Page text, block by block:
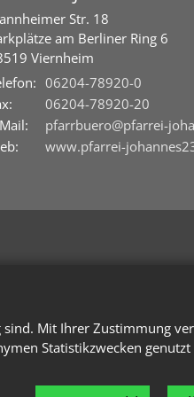
Mit Ihrer Zustimmung
Statistikzwecken
Str. 18
am Berliner Ring 6
Viernheim
06204-78920-0
06204-78920-20
pfarrbuero@pfarrei-
www.pfarrei-